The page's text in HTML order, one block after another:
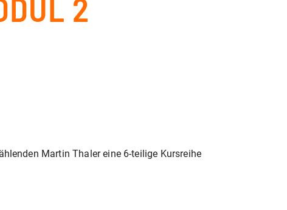
2
Martin Thaler eine 6-teilige Kursreihe